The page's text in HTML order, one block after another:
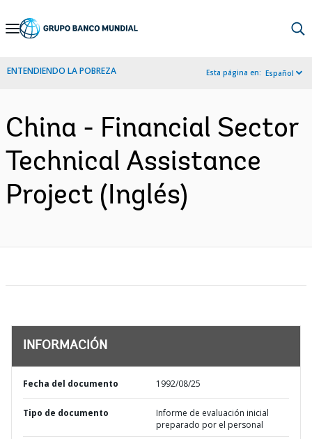
Skip
Navigation
ENTENDIENDO LA POBREZA Esta página en: Español
China - Financial Sector
Technical Assistance
Project (Inglés)
INFORMACIÓN
Fecha del documento 1992/08/25
Tipo de documento
Informe de evaluación inicial
preparado por el personal